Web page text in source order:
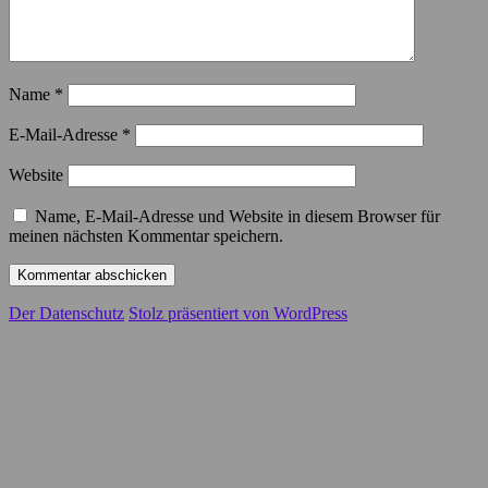
Name *
E-Mail-Adresse *
Website
Name, E-Mail-Adresse und Website in diesem Browser für
meinen nächsten Kommentar speichern.
Der Datenschutz Stolz präsentiert von WordPress